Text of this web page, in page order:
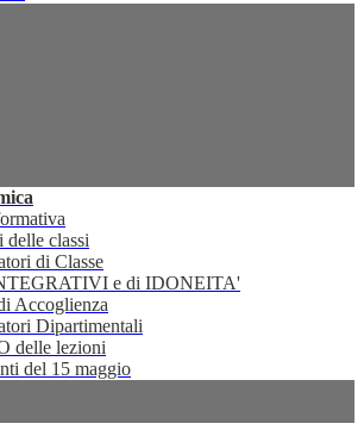
delle classi
di Classe
e di IDONEITA'
Accoglienza
Dipartimentali
delle lezioni
del 15 maggio